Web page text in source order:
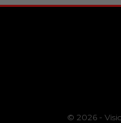
© 2026 -